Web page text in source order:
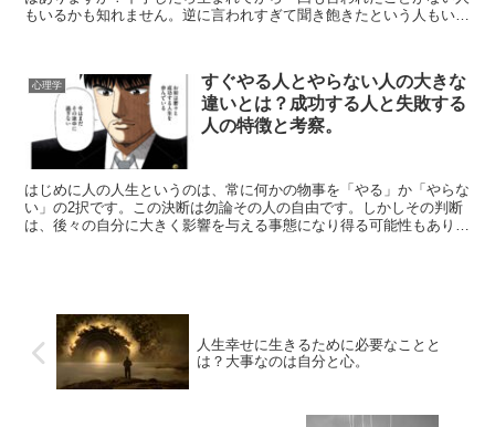
もいるかも知れません。逆に言われすぎて聞き飽きたという人もいる
心理学
すぐやる人とやらない人の大きな
違いとは？成功する人と失敗する
人の特徴と考察。
はじめに人の人生というのは、常に何かの物事を「やる」か「やらな
い」の2択です。この決断は勿論その人の自由です。しかしその判断
は、後々の自分に大きく影響を与える事態になり得る可能性もありま
人生幸せに生きるために必要なことと
は？大事なのは自分と心。